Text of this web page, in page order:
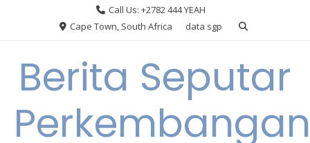
Call Us: +2782 444 YEAH
Cape Town, South Africa
data sgp
Berita Seputar
Perkembangan